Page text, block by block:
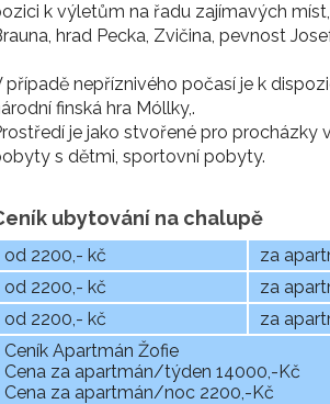
k výletům na řadu zajímavých
hrad Pecka, Zvičina, pevnost
případě nepříznivého počasí je k
finská hra Móllky,.
je jako stvořené pro procházky
s dětmi, sportovní pobyty.
ubytování na chalupě
od 2200,- kč
za
od 2200,- kč
za
od 2200,- kč
za
Ceník Apartmán Žofie
Cena za apartmán/týden 14000,-Kč
Cena za apartmán/noc 2200,-Kč